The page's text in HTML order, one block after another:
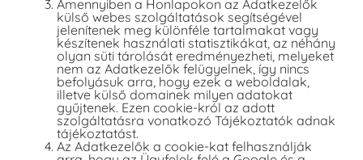
Amennyiben a Honlapokon az Adatkezelők
külső webes szolgáltatások segítségével
jelenítenek meg különféle tartalmakat vagy
készítenek használati statisztikákat, az néhány
olyan süti tárolását eredményezheti, melyeket
nem az Adatkezelők felügyelnek, így nincs
befolyásuk arra, hogy ezek a weboldalak,
illetve külső domainek milyen adatokat
gyűjtenek. Ezen cookie-król az adott
szolgáltatásra vonatkozó Tájékoztatók adnak
tájékoztatást.
Az Adatkezelők a cookie-kat felhasználják